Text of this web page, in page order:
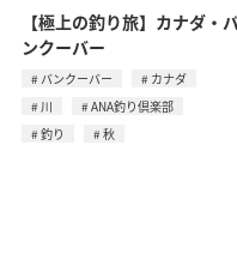
【極上の釣り旅】カナダ・
ンクーバー
バンクーバー
カナダ
川
ANA釣り倶楽部
釣り
秋